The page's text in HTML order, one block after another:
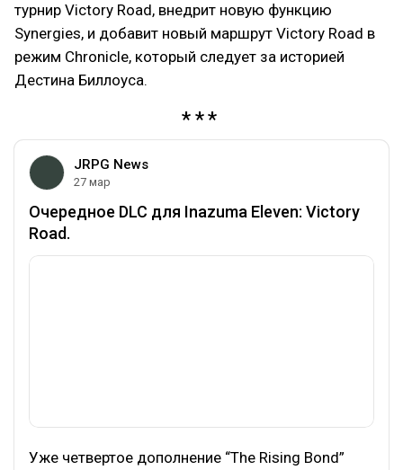
турнир Victory Road, внедрит новую функцию
Synergies, и добавит новый маршрут Victory Road в
режим Chronicle, который следует за историей
Дестина Биллоуса.
JRPG News
27 мар
Очередное DLC для Inazuma Eleven: Victory
Road.
Уже четвертое дополнение “The Rising Bond”